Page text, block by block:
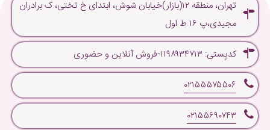
تهران، منطقه ۱۲(بازار)خیابان شوش، ابتدای خ تختی، ک برادران
مجیدی،پ ۱۶ ط اول
کدپستی: ۱۱۹۸۹۳۴۷۱۳-فروش آنلاین و حضوری
۰۲۱۵۵۵۷۵۵۰۶
۰۲۱۵۵۶۹۰۷۴۳